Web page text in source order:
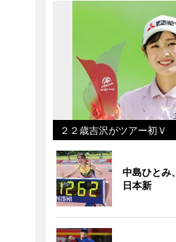
２２歳吉沢がツアー初Ｖ
中島ひとみ
日本新